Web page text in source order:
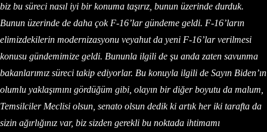
biz bu süreci nasıl iyi bir konuma taşırız, bunun üzerinde durduk.
Bunun üzerinde de daha çok F-16’lar gündeme geldi. F-16’ların
elimizdekilerin modernizasyonu veyahut da yeni F-16’lar verilmesi
konusu gündemimize geldi. Bununla ilgili de şu anda zaten savunma
bakanlarımız süreci takip ediyorlar. Bu konuyla ilgili de Sayın Biden’ın
olumlu yaklaşımını gördüğüm gibi, olayın bir diğer boyutu da malum,
Temsilciler Meclisi olsun, senato olsun dedik ki artık her iki tarafta da
sizin ağırlığınız var, biz sizden gerekli bu noktada ihtimamı